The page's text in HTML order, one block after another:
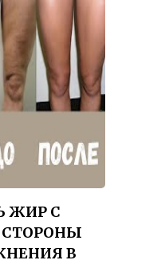
ЖИР С
СТОРОНЫ
В